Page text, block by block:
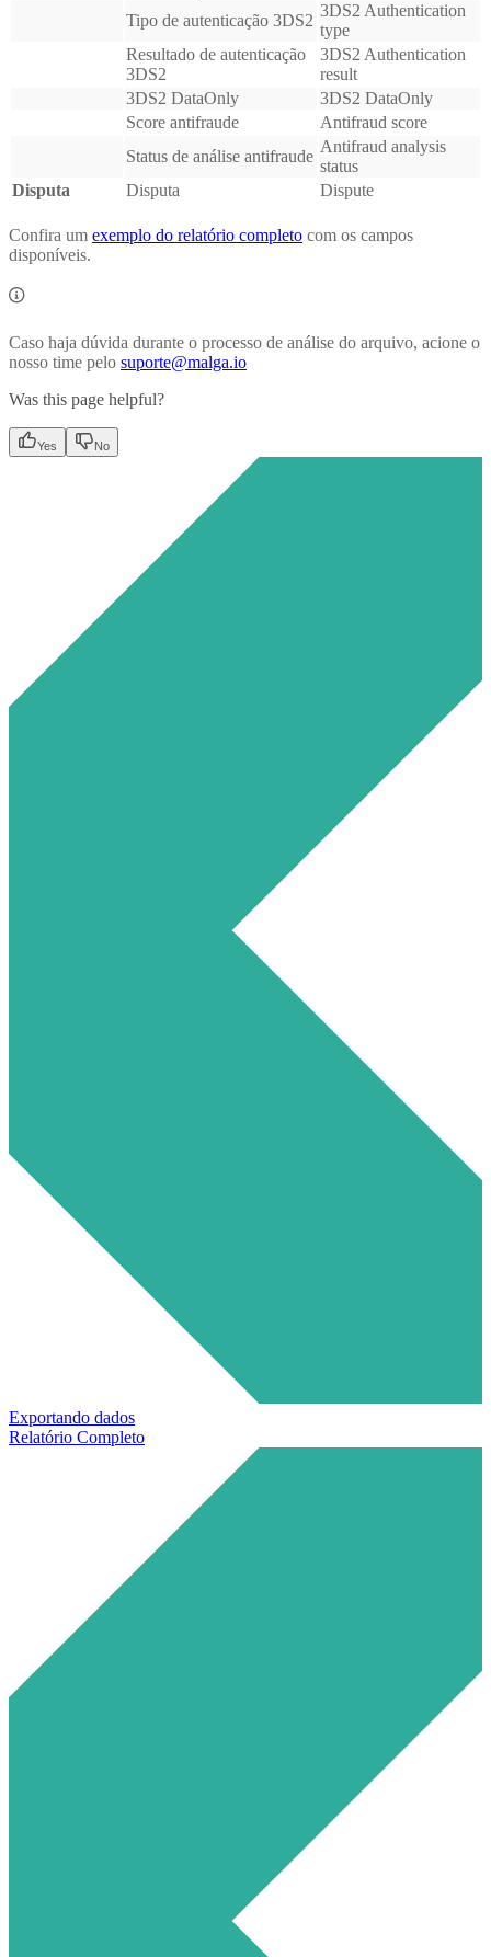
Tipo de autenticação 3DS2
3DS2 Authentication
type
Resultado de autenticação
3DS2
3DS2 Authentication
result
3DS2 DataOnly
3DS2 DataOnly
Score antifraude
Antifraud score
Status de análise antifraude
Antifraud analysis
status
Disputa
Disputa Dispute
Confira um exemplo do relatório completo com os campos
disponíveis.
Caso haja dúvida durante o processo de análise do arquivo, acione o
nosso time pelo suporte@malga.io
Was this page helpful?
Yes No
Exportando dados
Relatório Completo